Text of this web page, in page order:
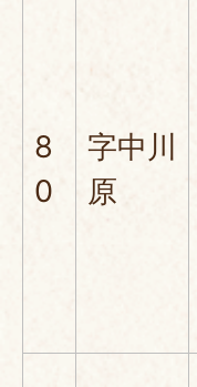
8
0
字中川
原